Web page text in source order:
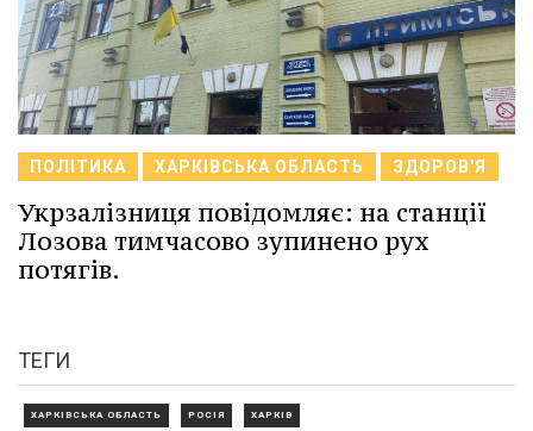
ПОЛІТИКА ХАРКІВСЬКА ОБЛАСТЬ ЗДОРОВ'Я
Укрзалізниця повідомляє: на станції
Лозова тимчасово зупинено рух
потягів.
ТЕГИ
ХАРКІВСЬКА ОБЛАСТЬ РОСІЯ ХАРКІВ